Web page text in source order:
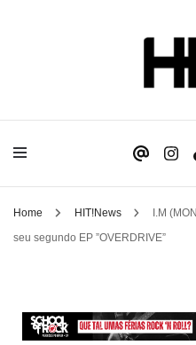
Home HIT!News
I.M
seu segundo EP ”OVERDRIVE”